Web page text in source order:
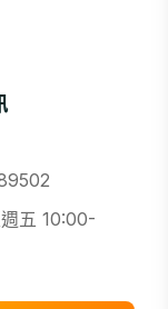
五 10:00-